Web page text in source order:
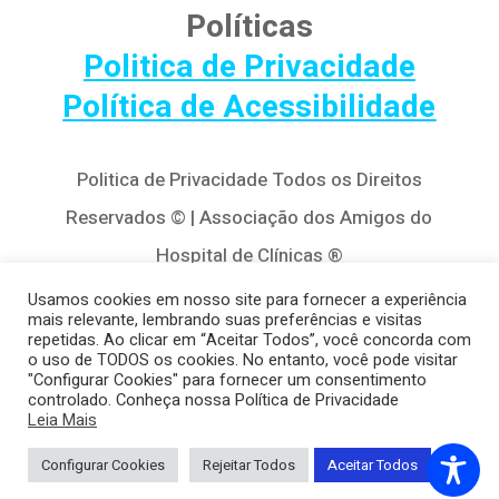
Políticas
Politica de Privacidade
Política de Acessibilidade
Politica de Privacidade Todos os Direitos
Reservados © | Associação dos Amigos do
Hospital de Clínicas ®
Av. Agostinho Leão Jr, 320 – Alto da Glória,
80030-110, Curitiba / PR
(41) 3122-8650 | contato@cedivida.org.br
CNPJ: 79.698.643/0001-00
Usamos cookies em nosso site para fornecer a experiência
mais relevante, lembrando suas preferências e visitas
repetidas. Ao clicar em “Aceitar Todos”, você concorda com
o uso de TODOS os cookies. No entanto, você pode visitar
"Configurar Cookies" para fornecer um consentimento
controlado. Conheça nossa Política de Privacidade
Leia Mais
Configurar Cookies Rejeitar Todos Aceitar Todos